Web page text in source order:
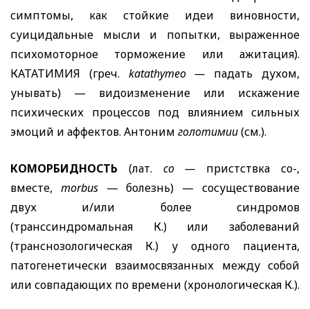
симптомы, как стойкие идеи виновности,
суицидальные мысли и попытки, выраженное
психомоторное торможение или ажитация).
КАТАТИМИЯ (греч. katathymeo— падать духом,
унывать) — видоизменение или искажение
психических процессов под влиянием сильных
эмоций и аффектов. Антоним голотимии(см.).
КОМОРБИДНОСТЬ (лат. со — пристствка со-,
вместе, morbus — болезнь) — сосуществование
двух и/или более синдромов
(транссиндромальная К.) или заболеваний
(транснозологическая К.) у одного пациента,
патогенетически взаимосвязанных между собой
или совпадающих по времени (хронологическая К.).